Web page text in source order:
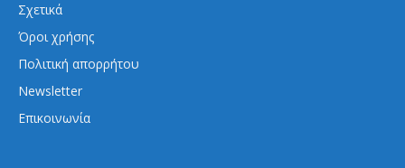
Σχετικά
Όροι χρήσης
Πολιτική απορρήτου
Newsletter
Επικοινωνία